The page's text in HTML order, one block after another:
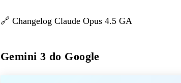
🔗 Changelog Claude Opus 4.5 GA
Gemini 3 do Google